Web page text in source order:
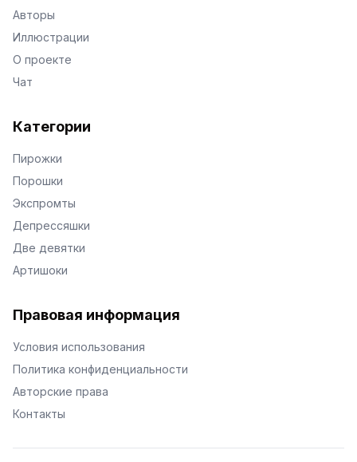
Авторы
Иллюстрации
О проекте
Чат
Категории
Пирожки
Порошки
Экспромты
Депрессяшки
Две девятки
Артишоки
Правовая информация
Условия использования
Политика конфиденциальности
Авторские права
Контакты